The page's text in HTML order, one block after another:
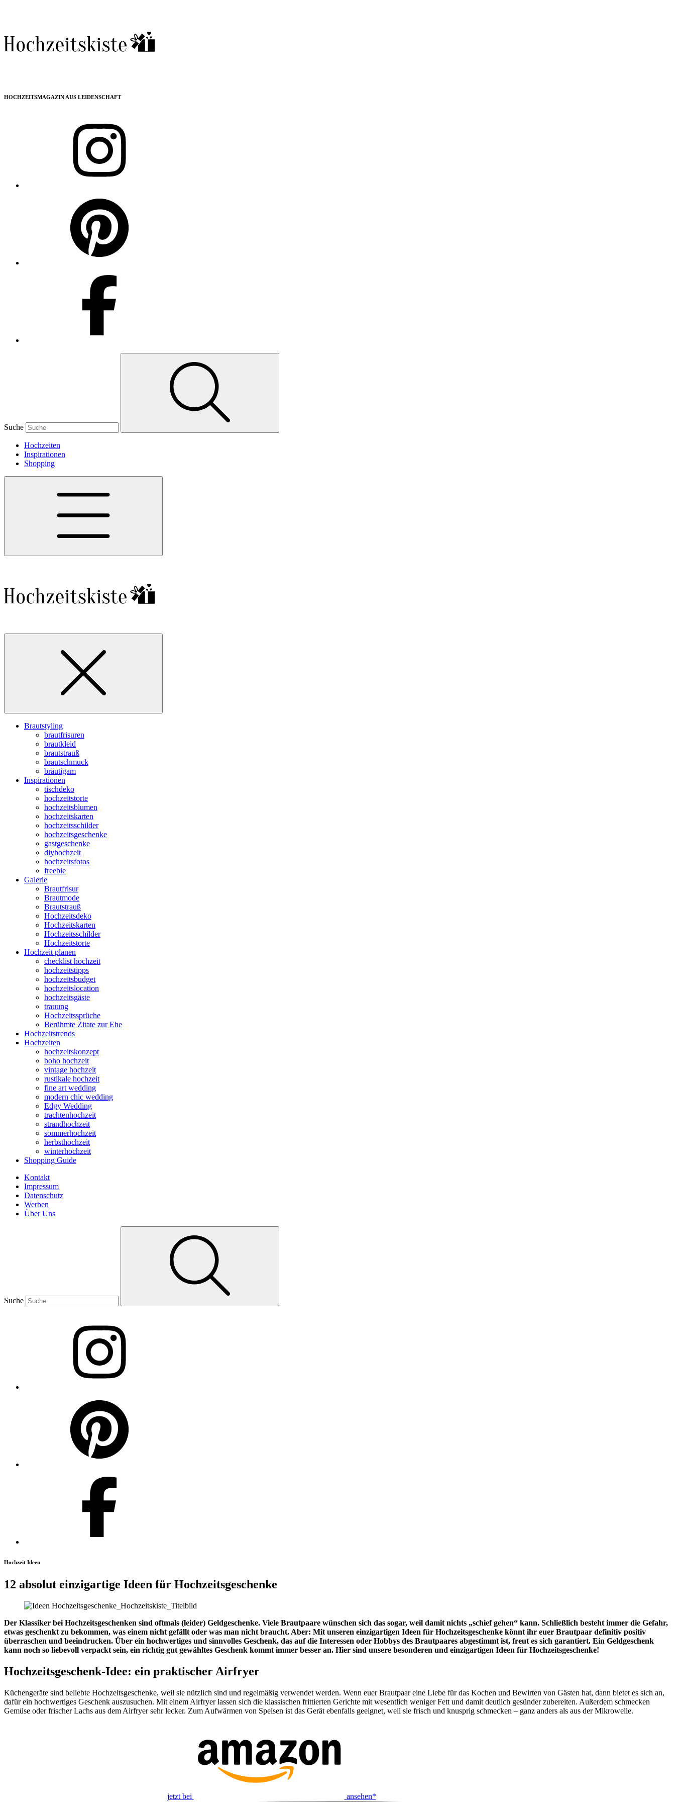
HOCHZEITSMAGAZIN AUS LEIDENSCHAFT
Suche
Hochzeiten
Inspirationen
Shopping
Brautstyling
brautfrisuren
brautkleid
brautstrauß
brautschmuck
bräutigam
Inspirationen
tischdeko
hochzeitstorte
hochzeitsblumen
hochzeitskarten
hochzeitsschilder
hochzeitsgeschenke
gastgeschenke
diyhochzeit
hochzeitsfotos
freebie
Galerie
Brautfrisur
Brautmode
Brautstrauß
Hochzeitsdeko
Hochzeitskarten
Hochzeitsschilder
Hochzeitstorte
Hochzeit planen
checklist hochzeit
hochzeitstipps
hochzeitsbudget
hochzeitslocation
hochzeitsgäste
trauung
Hochzeitssprüche
Berühmte Zitate zur Ehe
Hochzeitstrends
Hochzeiten
hochzeitskonzept
boho hochzeit
vintage hochzeit
rustikale hochzeit
fine art wedding
modern chic wedding
Edgy Wedding
trachtenhochzeit
strandhochzeit
sommerhochzeit
herbsthochzeit
winterhochzeit
Shopping Guide
Kontakt
Impressum
Datenschutz
Werben
Über Uns
Suche
Hochzeit Ideen
12 absolut einzigartige Ideen für Hochzeitsgeschenke
Der Klassiker bei Hochzeitsgeschenken sind oftmals (leider) Geldgeschenke. Viele Brautpaare wünschen sich das sogar, weil damit nichts „schief gehen“ kann. Schließlich besteht immer die Gefahr,
etwas geschenkt zu bekommen, was einem nicht gefällt oder was man nicht braucht. Aber: Mit unseren einzigartigen Ideen für Hochzeitsgeschenke könnt ihr euer Brautpaar definitiv positiv
überraschen und beeindrucken. Über ein hochwertiges und sinnvolles Geschenk, das auf die Interessen oder Hobbys des Brautpaares abgestimmt ist, freut es sich garantiert. Ein Geldgeschenk
kann noch so liebevoll verpackt sein, ein richtig gut gewähltes Geschenk kommt immer besser an. Hier sind unsere besonderen und einzigartigen Ideen für Hochzeitsgeschenke!
Hochzeitsgeschenk-Idee: ein praktischer Airfryer
Küchengeräte sind beliebte Hochzeitsgeschenke, weil sie nützlich sind und regelmäßig verwendet werden. Wenn euer Brautpaar eine Liebe für das Kochen und Bewirten von Gästen hat, dann bietet es sich an,
dafür ein hochwertiges Geschenk auszusuchen. Mit einem Airfryer lassen sich die klassischen frittierten Gerichte mit wesentlich weniger Fett und damit deutlich gesünder zubereiten. Außerdem schmecken
Gemüse oder frischer Lachs aus dem Airfryer sehr lecker. Zum Aufwärmen von Speisen ist das Gerät ebenfalls geeignet, weil sie frisch und knusprig schmecken – ganz anders als aus der Mikrowelle.
jetzt bei ansehen*